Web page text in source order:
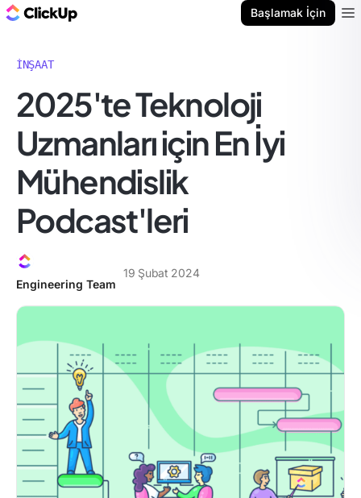
Başlamak İçin
İNŞAAT
2025'te Teknoloji
Uzmanları için En İyi
Mühendislik
Podcast'leri
Engineering Team
19 Şubat 2024